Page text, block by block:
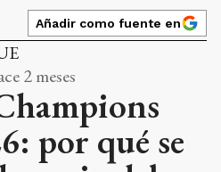
Añadir como fuente en
2 meses
por qué se